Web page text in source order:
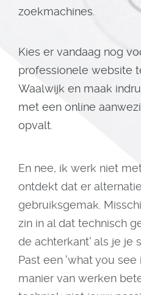
zoekmachines.
Kies er vandaag nog
professionele website
Waalwijk en maak
met een online
opvalt.
En nee, ik werk niet
ontdekt dat er
gebruiksgemak.
zin in al dat technisch
de achterkant' als je je
Past een 'what you
manier van werken